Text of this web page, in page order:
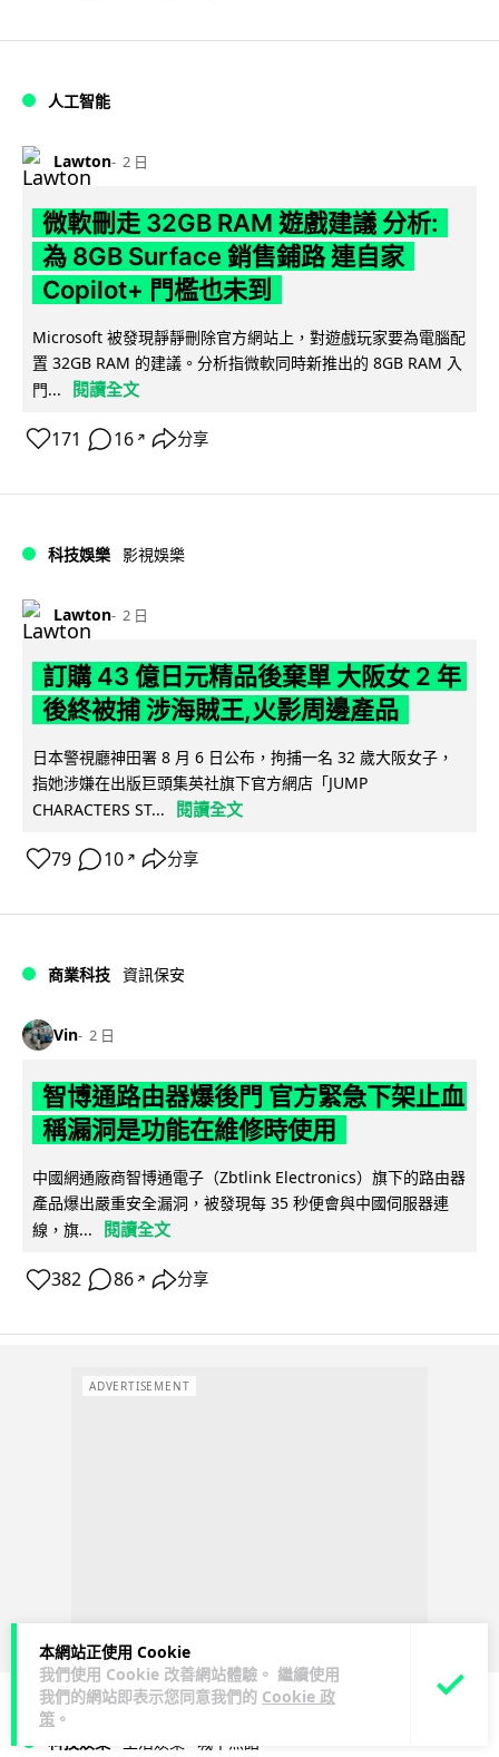
本網站正使用 Cookie
我們使用 Cookie 改善網站體驗。 繼續使用
我們的網站即表示您同意我們的 Cookie 政
策 。
人工智能
Lawton 2 日
微軟刪走 32GB RAM 遊戲建議 分析:
為 8GB Surface 銷售鋪路 連自家
Copilot+ 門檻也未到
Microsoft 被發現靜靜刪除官方網站上，對遊戲玩家要為電腦配
置 32GB RAM 的建議。分析指微軟同時新推出的 8GB RAM 入
門...
閱讀全文
171 16 ↗ 分享
科技娛樂 影視娛樂
Lawton 2 日
訂購 43 億日元精品後棄單 大阪女 2 年
後終被捕 涉海賊王,火影周邊產品
日本警視廳神田署 8 月 6 日公布，拘捕一名 32 歲大阪女子，
指她涉嫌在出版巨頭集英社旗下官方網店「JUMP
CHARACTERS ST...
閱讀全文
79 10 ↗ 分享
商業科技 資訊保安
Vin 2 日
智博通路由器爆後門 官方緊急下架止血
稱漏洞是功能在維修時使用
中國網通廠商智博通電子（Zbtlink Electronics）旗下的路由器
產品爆出嚴重安全漏洞，被發現每 35 秒便會與中國伺服器連
線，旗...
閱讀全文
382 86 ↗ 分享
ADVERTISEMENT
科技娛樂 生活娛樂 城中熱話